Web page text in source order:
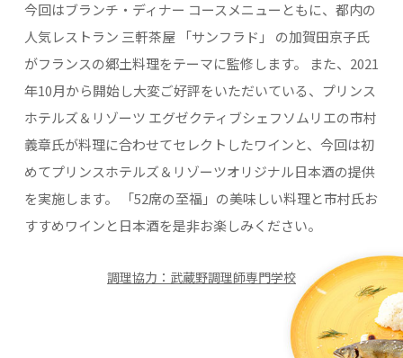
今回はブランチ・ディナー コースメニューともに、都内の
人気レストラン 三軒茶屋 「サンフラド」 の加賀田京子氏
がフランスの郷土料理をテーマに監修します。
また、2021
年10月から開始し大変ご好評をいただいている、
プリンス
ホテルズ＆リゾーツ エグゼクティブシェフソムリエの市村
義章氏が料理に合わせてセレクトしたワインと、 今回は初
めてプリンスホテルズ＆リゾーツオリジナル日本酒の提供
を実施します。
「52席の至福」の美味しい料理と市村氏お
すすめワインと日本酒を是非お楽しみください。
調理協力：武蔵野調理師専門学校